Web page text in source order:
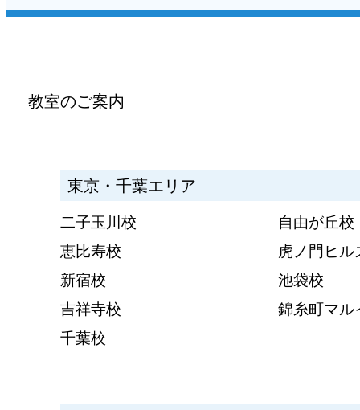
教室のご案内
東京・千葉エリア
二子玉川校
自由が丘校
恵比寿校
虎ノ門ヒル
新宿校
池袋校
吉祥寺校
錦糸町マル
千葉校